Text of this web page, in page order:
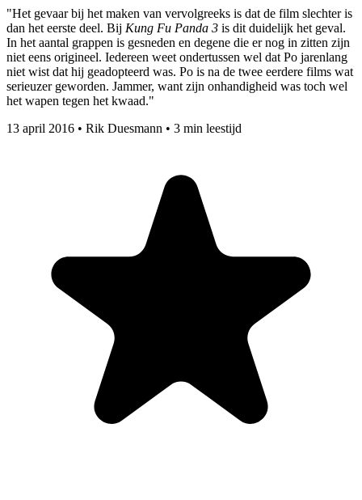
"Het gevaar bij het maken van vervolgreeks is dat de film slechter is
dan het eerste deel. Bij Kung Fu Panda 3 is dit duidelijk het geval.
In het aantal grappen is gesneden en degene die er nog in zitten zijn
niet eens origineel. Iedereen weet ondertussen wel dat Po jarenlang
niet wist dat hij geadopteerd was. Po is na de twee eerdere films wat
serieuzer geworden. Jammer, want zijn onhandigheid was toch wel
het wapen tegen het kwaad."
13 april 2016 • Rik Duesmann • 3 min leestijd